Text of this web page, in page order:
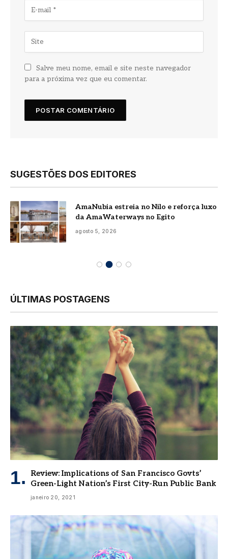
Salve meu nome, email e site neste navegador
para a próxima vez que eu comentar.
SUGESTÕES DOS EDITORES
AmaNubia estreia no Nilo e reforça luxo
da AmaWaterways no Egito
agosto 5, 2026
ÚLTIMAS POSTAGENS
Review: Implications of San Francisco Govts’
Green-Light Nation’s First City-Run Public Bank
janeiro 20, 2021